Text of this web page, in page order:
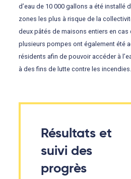
d’eau de 10 000 gallons a été installé
zones les plus à risque de la
deux pâtés de maisons entiers en cas
plusieurs pompes ont également été
résidents afin de pouvoir accéder à
à des fins de lutte contre les incendies.
Résultats et
suivi des
progrès